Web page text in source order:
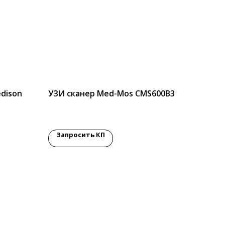
УЗИ сканер Med-Mos CMS600B3
Запросить КП